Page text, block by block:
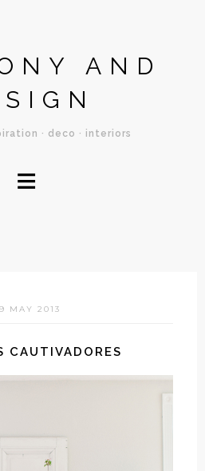
AND
· deco · interiors
≡
MAY 2013
CAUTIVADORES